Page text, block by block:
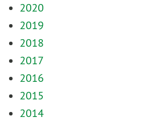
2020
2019
2018
2017
2016
2015
2014